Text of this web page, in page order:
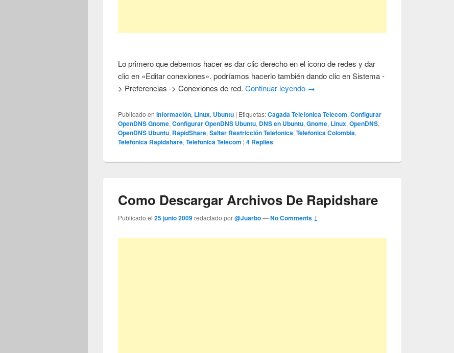
Lo primero que debemos hacer es dar clic derecho en el icono de redes y dar
clic en «Editar conexiones». podríamos hacerlo también dando clic en Sistema -
> Preferencias -> Conexiones de red.Continuar leyendo →
Publicado en Información, Linux, Ubuntu | Etiquetas:Cagada Telefonica Telecom,Configurar
OpenDNS Gnome,Configurar OpenDNS Ubuntu, DNS en Ubuntu,Gnome, Linux,OpenDNS,
OpenDNS Ubuntu, RapidShare,Saltar Restricción Telefonica,Telefonica Colombia,
Telefonica Rapidshare,Telefonica Telecom |4 Replies
Como Descargar Archivos De Rapidshare
Publicado el25 junio 2009redactado por@Juarbo—No Comments ↓